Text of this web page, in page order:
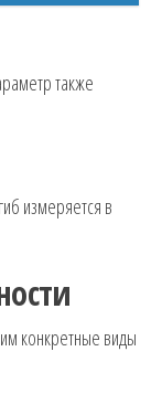
также
измеряется в
конкретные виды